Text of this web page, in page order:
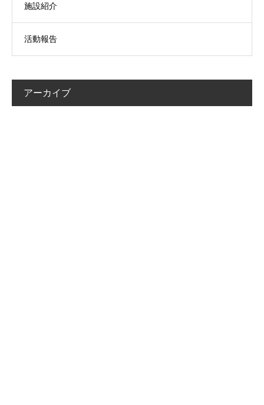
施設紹介
活動報告
アーカイブ